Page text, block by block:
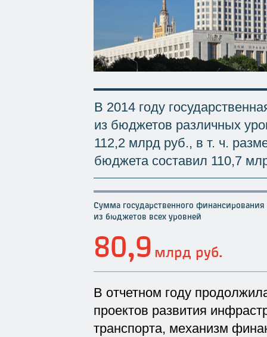
В 2014 году
из бюджетов различных
112,2 млрд руб., в т. ч.
бюджета составил 110,7
Сумма государственного финансирования
из бюджетов всех уровней
80,9 млрд руб.
В отчетном году
проектов развития
транспорта, механизм